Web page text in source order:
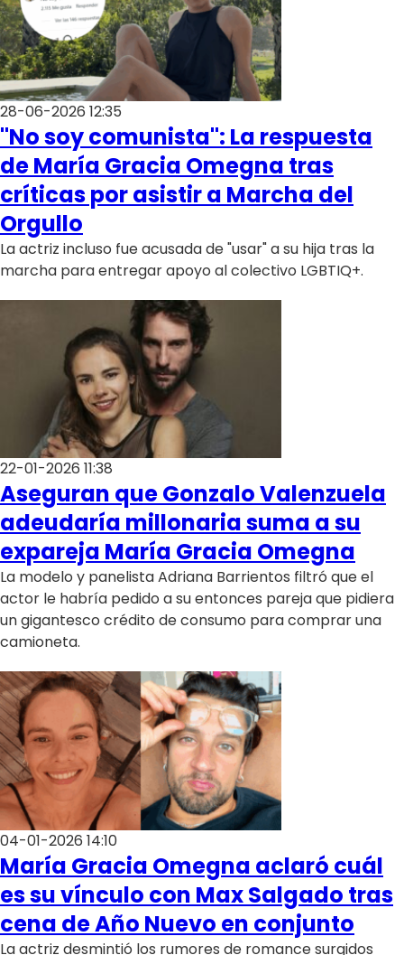
28-06-2026 12:35
"No soy comunista": La respuesta
de María Gracia Omegna tras
críticas por asistir a Marcha del
Orgullo
La actriz incluso fue acusada de "usar" a su hija tras la
marcha para entregar apoyo al colectivo LGBTIQ+.
22-01-2026 11:38
Aseguran que Gonzalo Valenzuela
adeudaría millonaria suma a su
expareja María Gracia Omegna
La modelo y panelista Adriana Barrientos filtró que el
actor le habría pedido a su entonces pareja que pidiera
un gigantesco crédito de consumo para comprar una
camioneta.
04-01-2026 14:10
María Gracia Omegna aclaró cuál
es su vínculo con Max Salgado tras
cena de Año Nuevo en conjunto
La actriz desmintió los rumores de romance surgidos